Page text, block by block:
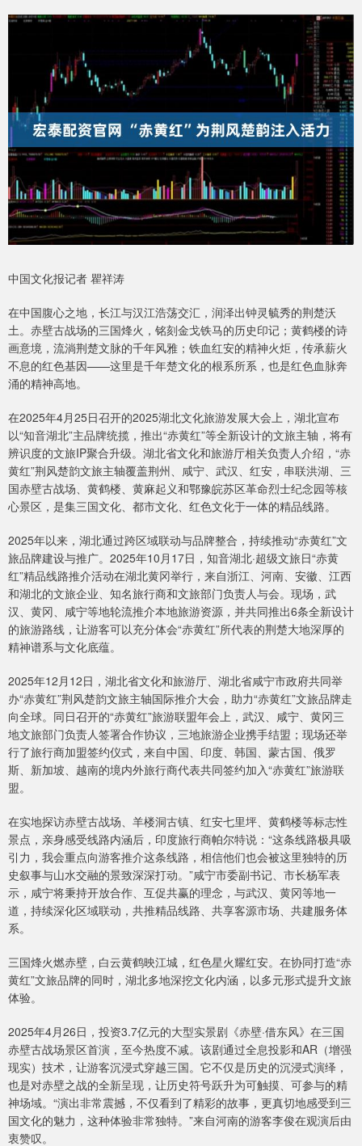
中国文化报记者 瞿祥涛
在中国腹心之地，长江与汉江浩荡交汇，润泽出钟灵毓秀的荆楚沃
土。赤壁古战场的三国烽火，铭刻金戈铁马的历史印记；黄鹤楼的诗
画意境，流淌荆楚文脉的千年风雅；铁血红安的精神火炬，传承薪火
不息的红色基因——这里是千年楚文化的根系所系，也是红色血脉奔
涌的精神高地。
在2025年4月25日召开的2025湖北文化旅游发展大会上，湖北宣布
以“知音湖北”主品牌统揽，推出“赤黄红”等全新设计的文旅主轴，将有
辨识度的文旅IP聚合升级。湖北省文化和旅游厅相关负责人介绍，“赤
黄红”荆风楚韵文旅主轴覆盖荆州、咸宁、武汉、红安，串联洪湖、三
国赤壁古战场、黄鹤楼、黄麻起义和鄂豫皖苏区革命烈士纪念园等核
心景区，是集三国文化、都市文化、红色文化于一体的精品线路。
2025年以来，湖北通过跨区域联动与品牌整合，持续推动“赤黄红”文
旅品牌建设与推广。2025年10月17日，知音湖北·超级文旅日“赤黄
红”精品线路推介活动在湖北黄冈举行，来自浙江、河南、安徽、江西
和湖北的文旅企业、知名旅行商和文旅部门负责人与会。现场，武
汉、黄冈、咸宁等地轮流推介本地旅游资源，并共同推出6条全新设计
的旅游路线，让游客可以充分体会“赤黄红”所代表的荆楚大地深厚的
精神谱系与文化底蕴。
2025年12月12日，湖北省文化和旅游厅、湖北省咸宁市政府共同举
办“赤黄红”荆风楚韵文旅主轴国际推介大会，助力“赤黄红”文旅品牌走
向全球。同日召开的“赤黄红”旅游联盟年会上，武汉、咸宁、黄冈三
地文旅部门负责人签署合作协议，三地旅游企业携手结盟；现场还举
行了旅行商加盟签约仪式，来自中国、印度、韩国、蒙古国、俄罗
斯、新加坡、越南的境内外旅行商代表共同签约加入“赤黄红”旅游联
盟。
在实地探访赤壁古战场、羊楼洞古镇、红安七里坪、黄鹤楼等标志性
景点，亲身感受线路内涵后，印度旅行商帕尔特说：“这条线路极具吸
引力，我会重点向游客推介这条线路，相信他们也会被这里独特的历
史叙事与山水交融的景致深深打动。”咸宁市委副书记、市长杨军表
示，咸宁将秉持开放合作、互促共赢的理念，与武汉、黄冈等地一
道，持续深化区域联动，共推精品线路、共享客源市场、共建服务体
系。
三国烽火燃赤壁，白云黄鹤映江城，红色星火耀红安。在协同打造“赤
黄红”文旅品牌的同时，湖北多地深挖文化内涵，以多元形式提升文旅
体验。
2025年4月26日，投资3.7亿元的大型实景剧《赤壁·借东风》在三国
赤壁古战场景区首演，至今热度不减。该剧通过全息投影和AR（增强
现实）技术，让游客沉浸式穿越三国。它不仅是历史的沉浸式演绎，
也是对赤壁之战的全新呈现，让历史符号跃升为可触摸、可参与的精
神场域。“演出非常震撼，不仅看到了精彩的故事，更真切地感受到三
国文化的魅力，这种体验非常独特。”来自河南的游客李俊在观演后由
衷赞叹。